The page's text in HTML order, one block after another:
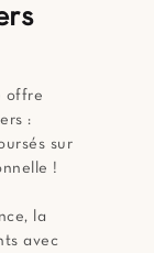
offre
:
sur
!
la
avec